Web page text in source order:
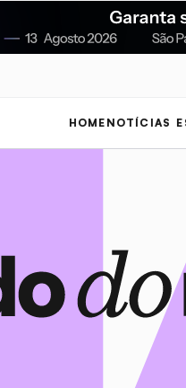
HOME NOTÍCIAS